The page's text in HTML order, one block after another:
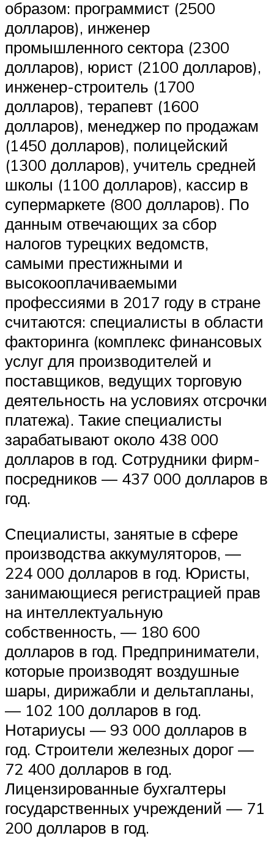
образом: программист (2500
долларов), инженер
промышленного сектора (2300
долларов), юрист (2100 долларов),
инженер-строитель (1700
долларов), терапевт (1600
долларов), менеджер по продажам
(1450 долларов), полицейский
(1300 долларов), учитель средней
школы (1100 долларов), кассир в
супермаркете (800 долларов). По
данным отвечающих за сбор
налогов турецких ведомств,
самыми престижными и
высокооплачиваемыми
профессиями в 2017 году в стране
считаются: специалисты в области
факторинга (комплекс финансовых
услуг для производителей и
поставщиков, ведущих торговую
деятельность на условиях отсрочки
платежа). Такие специалисты
зарабатывают около 438 000
долларов в год. Сотрудники фирм-
посредников — 437 000 долларов в
год.
Специалисты, занятые в сфере
производства аккумуляторов, —
224 000 долларов в год. Юристы,
занимающиеся регистрацией прав
на интеллектуальную
собственность, — 180 600
долларов в год. Предприниматели,
которые производят воздушные
шары, дирижабли и дельтапланы,
— 102 100 долларов в год.
Нотариусы — 93 000 долларов в
год. Строители железных дорог —
72 400 долларов в год.
Лицензированные бухгалтеры
государственных учреждений — 71
200 долларов в год.